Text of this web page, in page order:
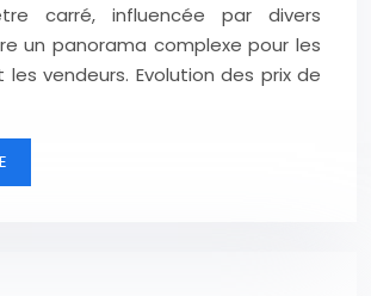
carré, influencée par divers
un panorama complexe pour les
vendeurs. Evolution des prix de